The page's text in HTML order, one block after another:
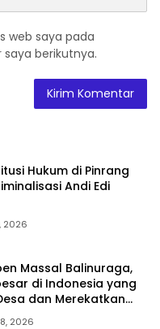
web saya pada
berikutnya.
Hukum di Pinrang
Andi Edi
2026
Massal Balinuraga,
di Indonesia yang
dan Merekatkan
2026